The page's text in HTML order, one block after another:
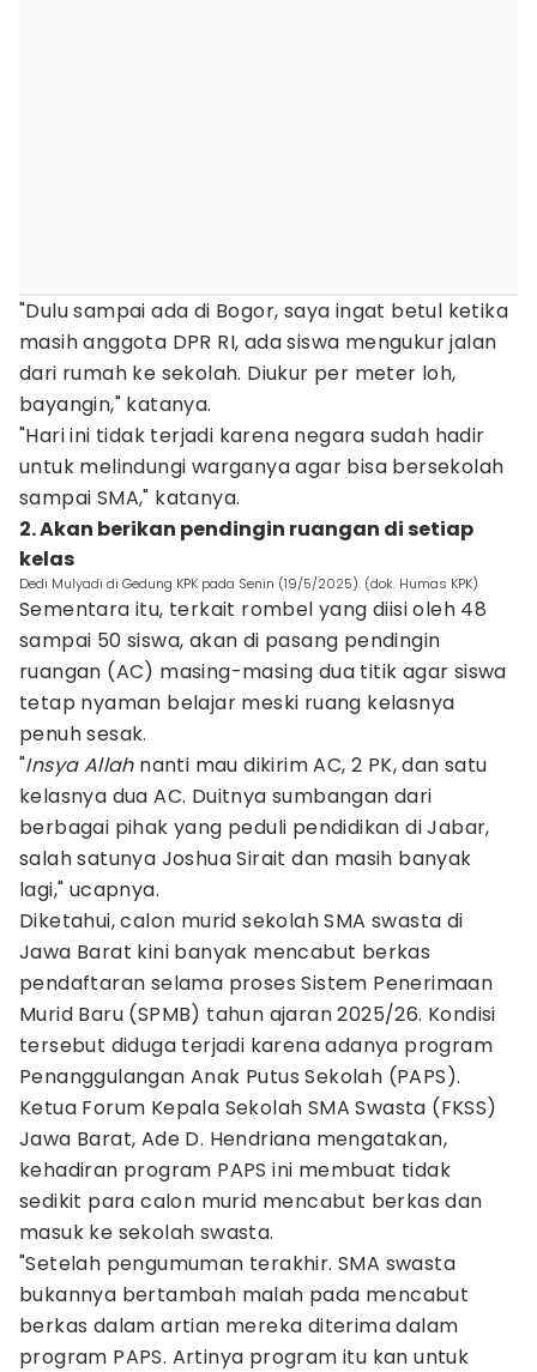
"Dulu sampai ada di Bogor, saya ingat betul ketika
masih anggota DPR RI, ada siswa mengukur jalan
dari rumah ke sekolah. Diukur per meter loh,
bayangin," katanya.
"Hari ini tidak terjadi karena negara sudah hadir
untuk melindungi warganya agar bisa bersekolah
sampai SMA," katanya.
2. Akan berikan pendingin ruangan di setiap
kelas
Dedi Mulyadi di Gedung KPK pada Senin (19/5/2025). (dok. Humas KPK)
Sementara itu, terkait rombel yang diisi oleh 48
sampai 50 siswa, akan di pasang pendingin
ruangan (AC) masing-masing dua titik agar siswa
tetap nyaman belajar meski ruang kelasnya
penuh sesak.
"Insya Allahnanti mau dikirim AC, 2 PK, dan satu
kelasnya dua AC. Duitnya sumbangan dari
berbagai pihak yang peduli pendidikan di Jabar,
salah satunya Joshua Sirait dan masih banyak
lagi," ucapnya.
Diketahui, calon murid sekolah SMA swasta di
Jawa Barat kini banyak mencabut berkas
pendaftaran selama proses Sistem Penerimaan
Murid Baru (SPMB) tahun ajaran 2025/26. Kondisi
tersebut diduga terjadi karena adanya program
Penanggulangan Anak Putus Sekolah (PAPS).
Ketua Forum Kepala Sekolah SMA Swasta (FKSS)
Jawa Barat, Ade D. Hendriana mengatakan,
kehadiran program PAPS ini membuat tidak
sedikit para calon murid mencabut berkas dan
masuk ke sekolah swasta.
"Setelah pengumuman terakhir. SMA swasta
bukannya bertambah malah pada mencabut
berkas dalam artian mereka diterima dalam
program PAPS. Artinya program itu kan untuk